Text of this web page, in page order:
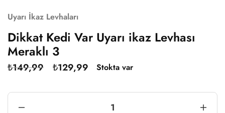
Uyarı İkaz Levhaları
Dikkat Kedi Var Uyarı ikaz Levhası
Meraklı 3
₺149,99 ₺129,99 Stokta var